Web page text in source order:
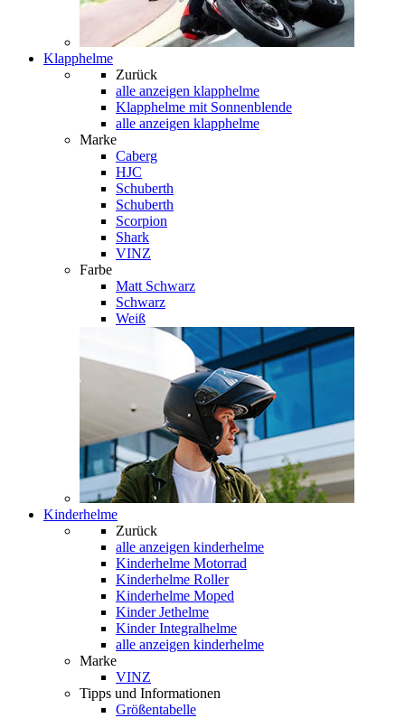
Klapphelme
Zurück
alle anzeigen klapphelme
Klapphelme mit Sonnenblende
alle anzeigen klapphelme
Marke
Caberg
HJC
Schuberth
Schuberth
Scorpion
Shark
VINZ
Farbe
Matt Schwarz
Schwarz
Weiß
Kinderhelme
Zurück
alle anzeigen kinderhelme
Kinderhelme Motorrad
Kinderhelme Roller
Kinderhelme Moped
Kinder Jethelme
Kinder Integralhelme
alle anzeigen kinderhelme
Marke
VINZ
Tipps und Informationen
Größentabelle